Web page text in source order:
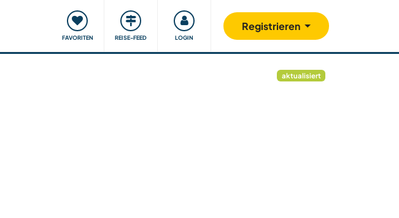
FAVORITEN REISE-FEED LOGIN
Registrieren
Reisen & Lernen Unsere Community Gutes tun
aktualisiert